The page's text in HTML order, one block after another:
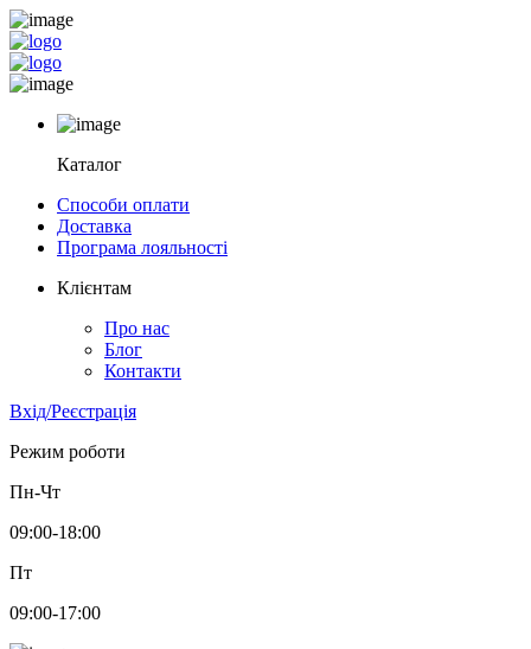
Каталог
Способи оплати
Доставка
Програма лояльності
Клієнтам
Про нас
Блог
Контакти
Вхід/Реєстрація
Режим роботи
Пн-Чт
09:00-18:00
Пт
09:00-17:00